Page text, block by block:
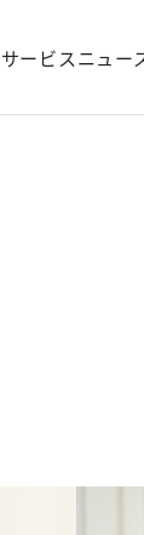
サービスニュー